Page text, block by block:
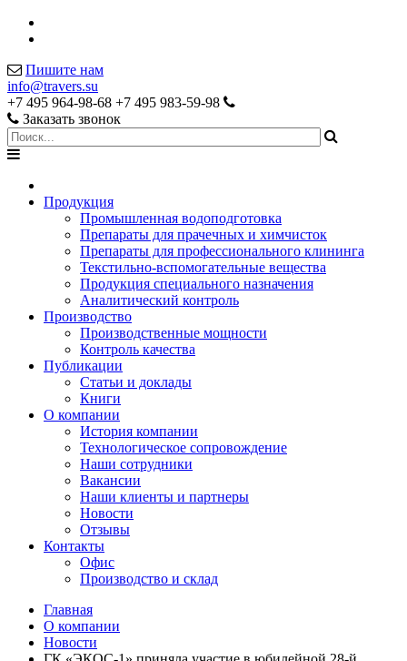
Пишите нам
info@travers.su
+7 495 964-98-68 +7 495 983-59-98
Заказать звонок
Продукция
Промышленная водоподготовка
Препараты для прачечных и химчисток
Препараты для профессионального клининга
Текстильно-вспомогательные вещества
Продукция специального назначения
Аналитический контроль
Производство
Производственные мощности
Контроль качества
Публикации
Статьи и доклады
Книги
О компании
История компании
Технологическое сопровождение
Наши сотрудники
Вакансии
Наши клиенты и партнеры
Новости
Отзывы
Контакты
Офис
Производство и склад
Главная
О компании
Новости